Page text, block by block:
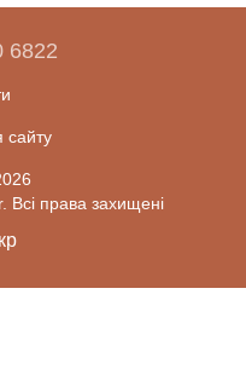
6822
сайту
Всі права захищені